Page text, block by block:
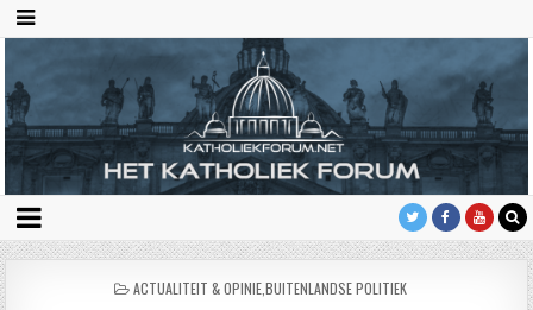
GEPLAATST
ACTUALITEIT & OPINIEBUITENLANDSE POLITIEK